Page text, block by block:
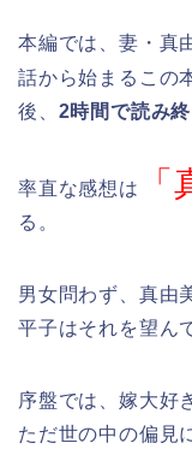
本編では、 妻・真
話から始まるこの
後、 2時間で読み
率直な感想は
る。
男女問わず、真由
平子はそれを望ん
序盤では、嫁大好
ただ世の中の偏見